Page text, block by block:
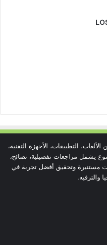
التطبيقات، الأجهزة التقنية،
يشمل مراجعات تفصيلية، نصائح،
مستنيرة وتحقيق أفضل تجربة في
والترفيه.